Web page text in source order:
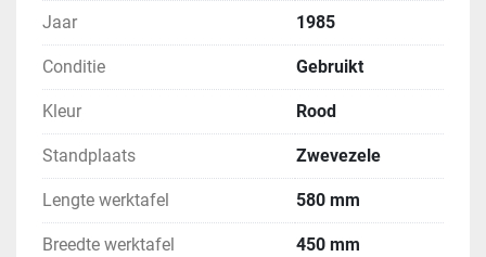
Jaar 1985
Conditie Gebruikt
Kleur Rood
Standplaats Zwevezele
Lengte werktafel 580 mm
Breedte werktafel 450 mm